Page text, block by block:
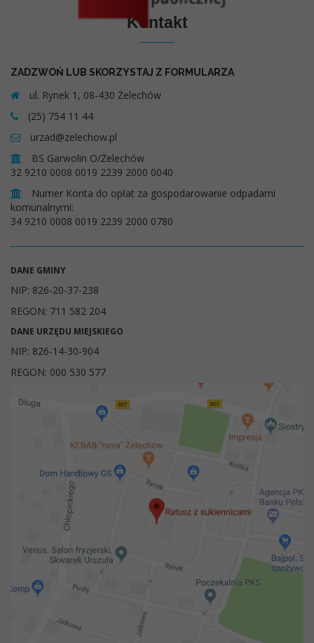
Kontakt
ZADZWOŃ LUB SKORZYSTAJ Z FORMULARZA
ul. Rynek 1, 08-430 Żelechów
(25) 754 11 44
urzad@zelechow.pl
BS Garwolin O/Żelechów
32 9210 0008 0019 2239 2000 0040
Numer Konta do opłat za gospodarowanie odpadami
komunalnymi:
34 9210 0008 0019 2239 2000 0780
DANE GMINY
NIP: 826-20-37-238
REGON: 711 582 204
DANE URZĘDU MIEJSKIEGO
NIP: 826-14-30-904
REGON: 000 530 577